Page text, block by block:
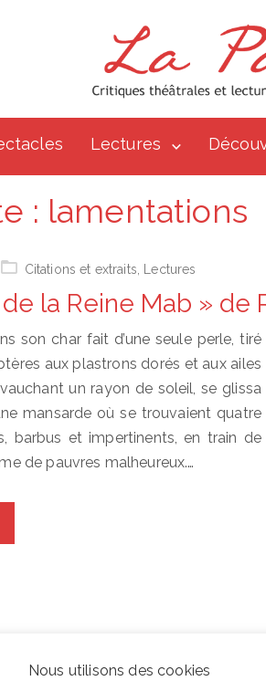
Lectures
: lamentations
Citations et extraits Lectures
la Reine Mab » de
son char fait d’une seule perle, tiré
aux plastrons dorés et aux ailes
un rayon de soleil, se glissa
mansarde où se trouvaient quatre
barbus et impertinents, en train de
de pauvres malheureux.…
Nous utilisons des cookies